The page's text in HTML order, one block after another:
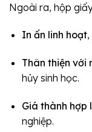
Ngoài ra, hộp
In ấn linh hoạt,
Thân thiện với
hủy sinh học.
Giá thành hợp
nghiệp.